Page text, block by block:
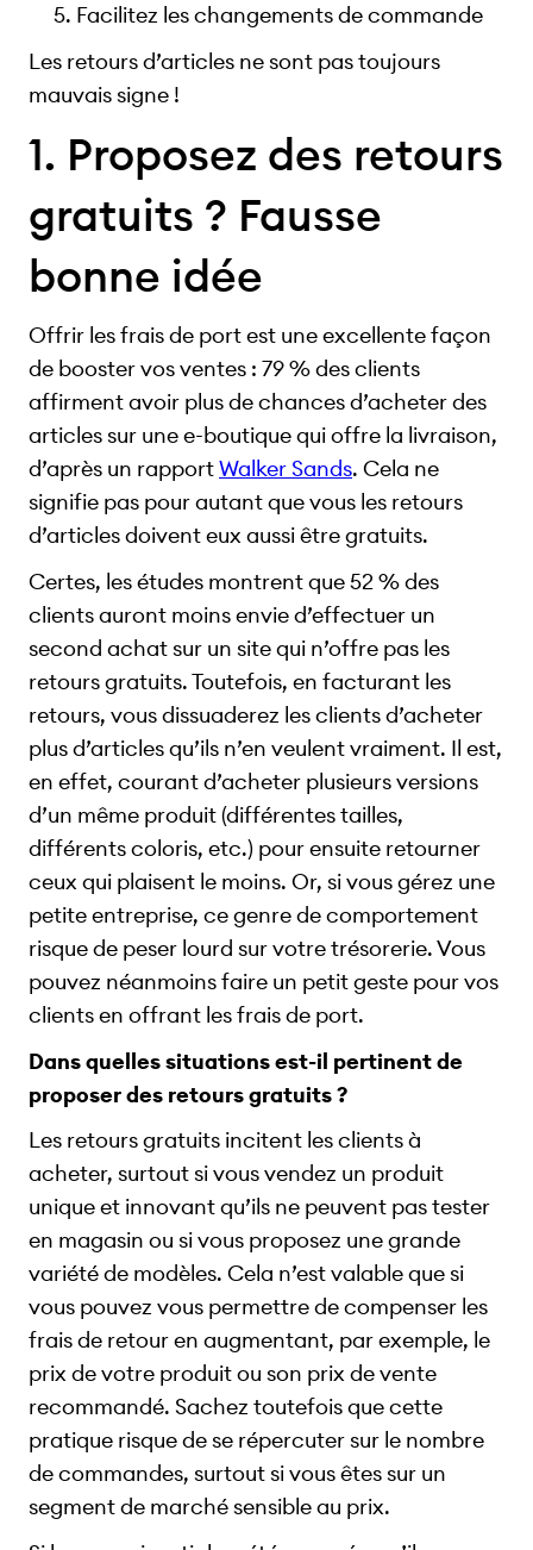
Facilitez les changements de commande
Les retours d’articles ne sont pas toujours
mauvais signe !
1. Proposez des retours
gratuits ? Fausse
bonne idée
Offrir les frais de port est une excellente façon
de booster vos ventes : 79 % des clients
affirment avoir plus de chances d’acheter des
articles sur une e-boutique qui offre la livraison,
d’après un rapportWalker Sands. Cela ne
signifie pas pour autant que vous les retours
d’articles doivent eux aussi être gratuits.
Certes, les études montrent que 52 % des
clients auront moins envie d’effectuer un
second achat sur un site qui n’offre pas les
retours gratuits. Toutefois, en facturant les
retours, vous dissuaderez les clients d’acheter
plus d’articles qu’ils n’en veulent vraiment. Il est,
en effet, courant d’acheter plusieurs versions
d’un même produit (différentes tailles,
différents coloris, etc.) pour ensuite retourner
ceux qui plaisent le moins. Or, si vous gérez une
petite entreprise, ce genre de comportement
risque de peser lourd sur votre trésorerie. Vous
pouvez néanmoins faire un petit geste pour vos
clients en offrant les frais de port.
Dans quelles situations est-il pertinent de
proposer des retours gratuits ?
Les retours gratuits incitent les clients à
acheter, surtout si vous vendez un produit
unique et innovant qu’ils ne peuvent pas tester
en magasin ou si vous proposez une grande
variété de modèles. Cela n’est valable que si
vous pouvez vous permettre de compenser les
frais de retour en augmentant, par exemple, le
prix de votre produit ou son prix de vente
recommandé. Sachez toutefois que cette
pratique risque de se répercuter sur le nombre
de commandes, surtout si vous êtes sur un
segment de marché sensible au prix.